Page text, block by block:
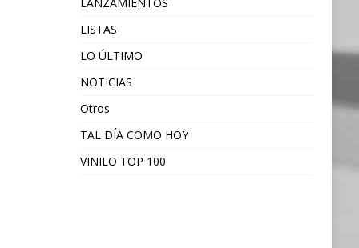
LISTAS
LO ÚLTIMO
NOTICIAS
Otros
TAL DÍA COMO HOY
VINILO TOP 100